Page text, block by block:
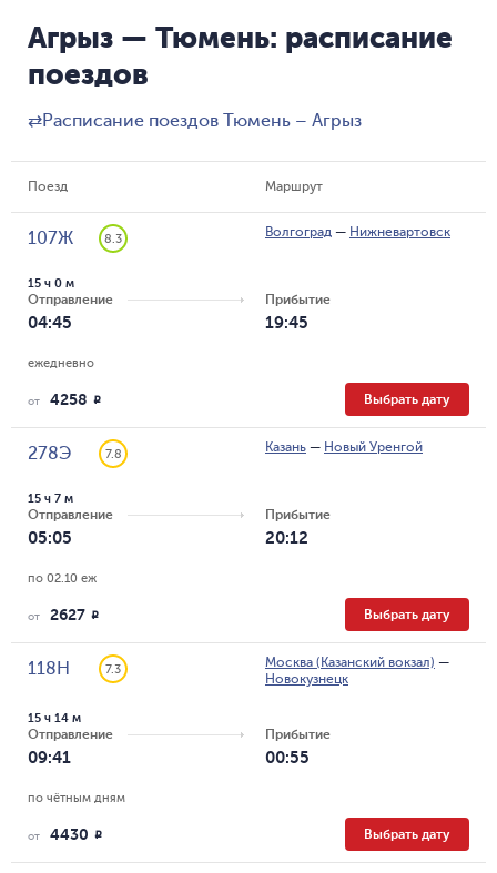
Агрыз — Тюмень: расписание
поездов
⇄Расписание поездов Тюмень – Агрыз
Поезд Маршрут
107Ж 8.3 Волгоград — Нижневартовск
Отправление
04:45
15 ч 0 м
Прибытие
19:45
ежедневно
от 4258 R Выбрать дату
278Э 7.8 Казань — Новый Уренгой
Отправление
05:05
15 ч 7 м
Прибытие
20:12
по 02.10 еж
от 2627 R Выбрать дату
118Н 7.3 Москва (Казанский вокзал) —
Новокузнецк
Отправление
09:41
15 ч 14 м
Прибытие
00:55
по чётным дням
от 4430 R Выбрать дату